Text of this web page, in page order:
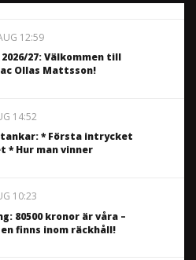
12:59
27: Välkommen till
Ollas Mattsson!
14:52
tankar: * Första intrycket
* Hur man vinner
10:23
80500 kronor är våra –
finns inom räckhåll!